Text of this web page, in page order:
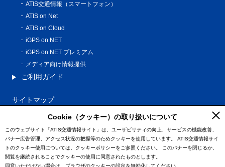
ATIS交通情報（スマートフォン）
ATIS on Net
ATIS on Cloud
iGPS on NET
iGPS on NET プレミアム
メディア向け情報提供
ご利用ガイド
サイトマップ
プライバシーポリシー
利用規約
特定商取引法に基づく表記
情報の外部通信について
Cookie（クッキー）の取り扱いについて
このウェブサイト「ATIS交通情報サイト」は、ユーザビリティの向上、サービスの機能改善、
バナー広告管理、アクセス状況の把握等のためクッキーを使用しています。
ATIS交通情報サイ
トのクッキー使用については、クッキーポリシーをご参照ください。
このバナーを閉じるか、
閲覧を継続されることでクッキーの使用に同意されたものとします。
同意いただけない場合は、ブラウザのクッキーの設定を無効化してください。